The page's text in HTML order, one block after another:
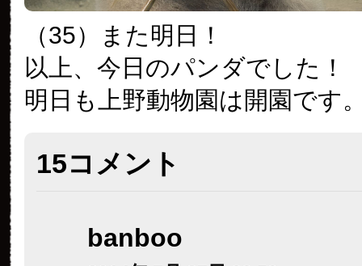
（35）また明日！
以上、今日のパンダでした！
明日も上野動物園は開園です
15コメント
banboo